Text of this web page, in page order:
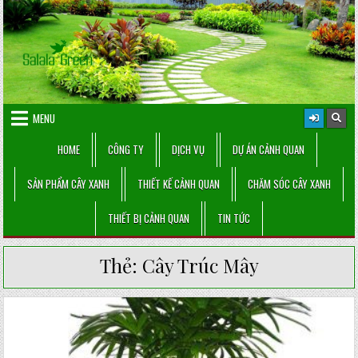
Skip
to
content
MENU
HOME
CÔNG TY DỊCH VỤ DỰ ÁN CẢNH QUAN
SẢN PHẨM CÂY XANH THIẾT KẾ CẢNH QUAN CHĂM SÓC CÂY XANH
THIẾT BỊ CẢNH QUAN TIN TỨC
Thẻ: Cây Trúc Mây
Posted
in